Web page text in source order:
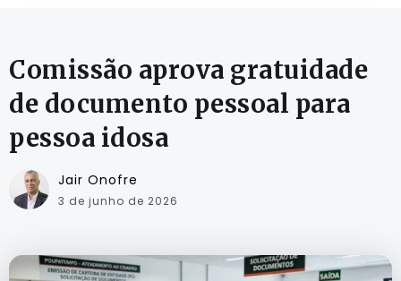
Comissão aprova gratuidade
de documento pessoal para
pessoa idosa
Jair Onofre
3 de junho de 2026